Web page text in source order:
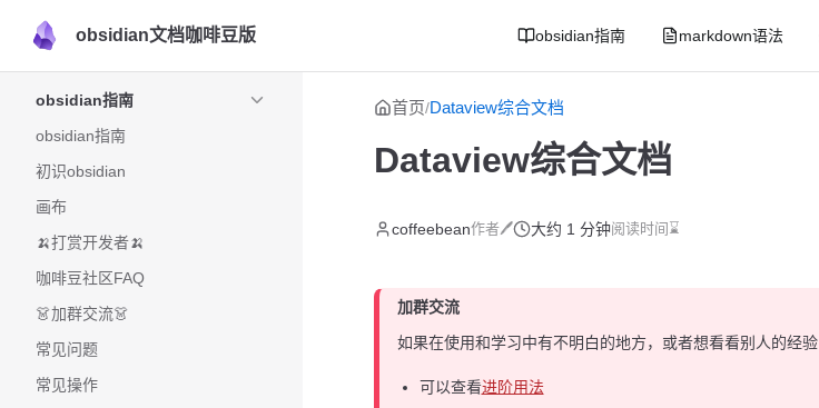
obsidian文档咖啡豆版 obsidian指南 markdown语法
Skip to content
obsidian指南
obsidian指南
初识obsidian
画布
🍌打赏开发者🍌
咖啡豆社区FAQ
👗加群交流👗
常见问题
常见操作
首页/Dataview综合文档
Dataview综合文档
coffeebean作者🖊 大约 1 分钟阅读时间⌛
加群交流
如果在使用和学习中有不明白的地方，或者想看看别人的经验
可以查看进阶用法